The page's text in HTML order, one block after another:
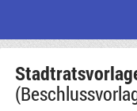
Seiteninhalt